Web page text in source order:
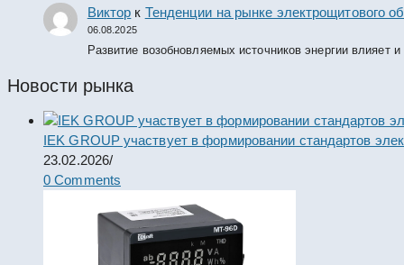
Виктор к Тенденции на рынке электрощитового
06.08.2025
Развитие возобновляемых источников энергии влияет
Новости рынка
IEK GROUP участвует в формировании стандартов
23.02.2026/
0 Comments